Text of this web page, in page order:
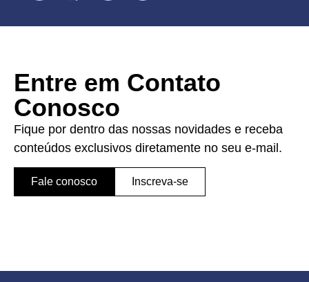
Entre em Contato
Conosco
Fique por dentro das nossas novidades e receba
conteúdos exclusivos diretamente no seu e-mail.
Fale conosco Inscreva-se